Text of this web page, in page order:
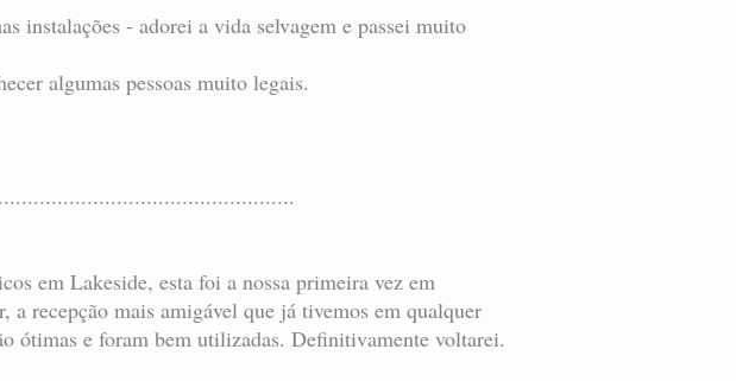
instalações - adorei a vida selvagem e passei muito
algumas pessoas muito legais.
em Lakeside, esta foi a nossa primeira vez em
recepção mais amigável que já tivemos em qualquer
ótimas e foram bem utilizadas. Definitivamente voltarei.